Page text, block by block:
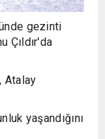
gezinti
Çıldır'da
Atalay
yaşandığını